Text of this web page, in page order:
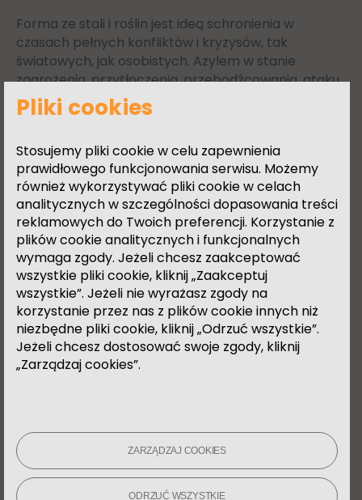
Forma ze stali i roślin jest ideą schronienia w
czasach pełnych konfliktów i kryzysów, tak
światowych, jak osobistych. Azylem w stanie
zagrożenia, przytłoczenia, przebodźcowania, ataku
lęku przed niepewną przyszłością. Artystki zadają
pytanie o możliwości regeneracji, ukojenia w
świecie. Praca nadPrzetrwalnikiemma dla nich
także wymiar osobisty, gdyż dla każdej z nich jest to
czas mierzenia się z własnymi problemami –
śmiercią rodzica i wypaleniem aktywistycznym.
Obiekt został wyłożony suszem roślinnym
zebranym na miejskich nieużytkach i okrajkach.
Jego dopełnieniem jest kolaż prezentujący proces
artystyczno-badawczy. Stanowi on namysł nad
materialnością nasiona, łączącego miękkość
wnętrza, w którym mieści się delikatny zarodek, z
twardością łupiny, która chroni go przed światem
zewnętrznym i pomaga przetrwać okres
jednocześnie innych modeli funkcjonowania w
czasie teraźniejszym, z delikatnym „wychyleniem w
przyszłość”**.
Pliki cookies
Stosujemy pliki cookie w celu zapewnienia
prawidłowego funkcjonowania serwisu. Możemy
również wykorzystywać pliki cookie w celach
analitycznych w szczególności dopasowania treści
reklamowych do Twoich preferencji. Korzystanie z
plików cookie analitycznych i funkcjonalnych
wymaga zgody. Jeżeli chcesz zaakceptować
wszystkie pliki cookie, kliknij „Zaakceptuj
wszystkie”. Jeżeli nie wyrażasz zgody na
korzystanie przez nas z plików cookie innych niż
niezbędne pliki cookie, kliknij „Odrzuć wszystkie”.
Jeżeli chcesz dostosować swoje zgody, kliknij
„Zarządzaj cookies”.
ZARZĄDZAJ COOKIES
ODRZUĆ WSZYSTKIE